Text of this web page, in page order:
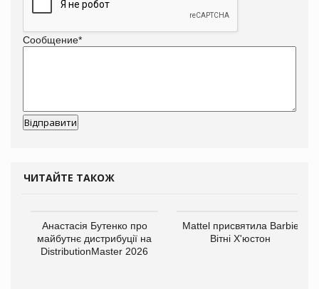
Сообщение*
ЧИТАЙТЕ ТАКОЖ
Анастасія Бутенко про
майбутнє дистрибуції на
DistributionMaster 2026
Mattel присвятила Barbie
Вітні Х'юстон